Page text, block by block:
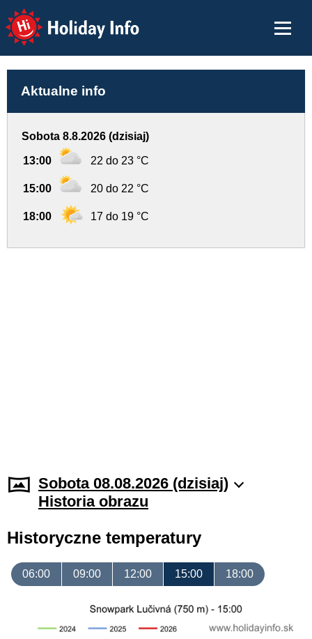
Holiday Info
Aktualne info
Sobota 8.8.2026 (dzisiaj)
13:00 22 do 23 °C
15:00 20 do 22 °C
18:00 17 do 19 °C
Sobota 08.08.2026 (dzisiaj)
Historia obrazu
Historyczne temperatury
06:00 09:00 12:00 15:00 18:00